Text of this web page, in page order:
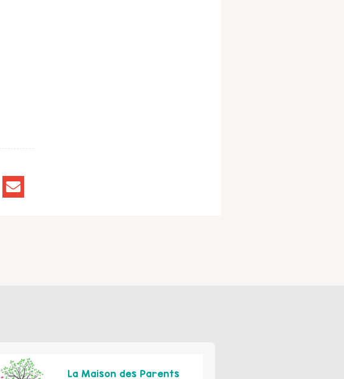
La Maison des Parents